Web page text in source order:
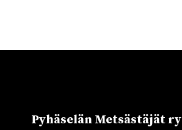
Pyhäselän Metsästäjät ry